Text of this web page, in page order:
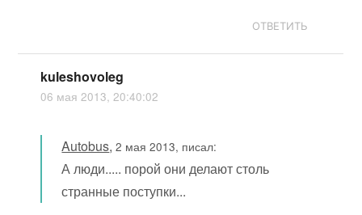
ОТВЕТИТЬ
kuleshovoleg
06 мая 2013, 20:40:02
Autobus,2 мая 2013, писал:
А люди..... порой они делают столь
странные поступки...